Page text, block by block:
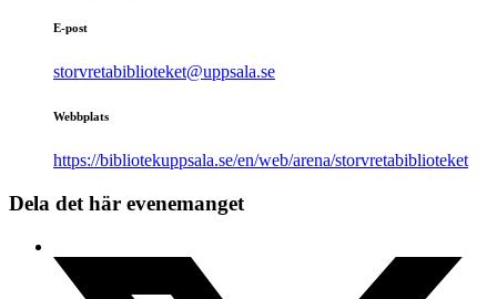
E-post
storvretabiblioteket@uppsala.se
Webbplats
https://bibliotekuppsala.se/en/web/arena/storvretabiblioteket
Dela det här evenemanget